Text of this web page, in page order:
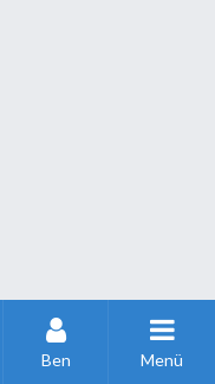
Ben Menü